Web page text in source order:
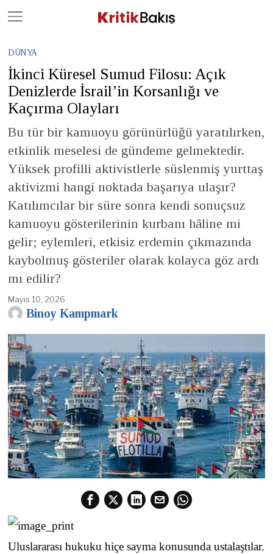
DÜNYA
İkinci Küresel Sumud Filosu: Açık
Denizlerde İsrail’in Korsanlığı ve
Kaçırma Olayları
Bu tür bir kamuoyu görünürlüğü yaratılırken,
etkinlik meselesi de gündeme gelmektedir.
Yüksek profilli aktivistlerle süslenmiş yurttaş
aktivizmi hangi noktada başarıya ulaşır?
Katılımcılar bir süre sonra kendi sonuçsuz
kamuoyu gösterilerinin kurbanı hâline mi
gelir; eylemleri, etkisiz erdemin çıkmazında
kaybolmuş gösteriler olarak kolayca göz ardı
mı edilir?
Mayıs 10, 2026
Binoy Kampmark
Uluslararası hukuku hiçe sayma konusunda ustalaştılar.